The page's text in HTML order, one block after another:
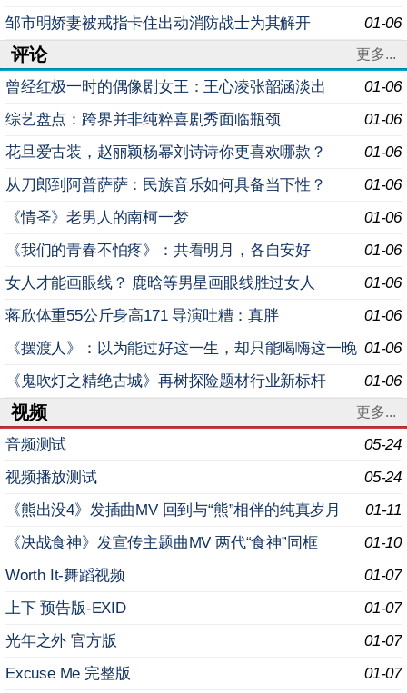
01-06
邹市明娇妻被戒指卡住出动消防战士为其解开
评论 更多...
01-06
曾经红极一时的偶像剧女王：王心凌张韶涵淡出
01-06
综艺盘点：跨界并非纯粹喜剧秀面临瓶颈
01-06
花旦爱古装，赵丽颖杨幂刘诗诗你更喜欢哪款？
01-06
从刀郎到阿普萨萨：民族音乐如何具备当下性？
01-06
《情圣》老男人的南柯一梦
01-06
《我们的青春不怕疼》：共看明月，各自安好
01-06
女人才能画眼线？ 鹿晗等男星画眼线胜过女人
01-06
蒋欣体重55公斤身高171 导演吐糟：真胖
01-06
《摆渡人》：以为能过好这一生，却只能喝嗨这一晚
01-06
《鬼吹灯之精绝古城》再树探险题材行业新标杆
视频 更多...
05-24
音频测试
05-24
视频播放测试
01-11
《熊出没4》发插曲MV 回到与“熊”相伴的纯真岁月
01-10
《决战食神》发宣传主题曲MV 两代“食神”同框
01-07
Worth It-舞蹈视频
01-07
上下 预告版-EXID
01-07
光年之外 官方版
01-07
Excuse Me 完整版